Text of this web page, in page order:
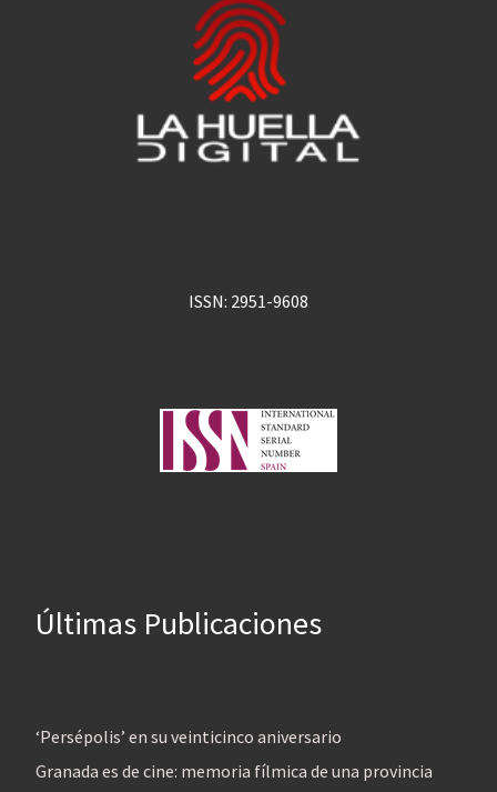
ISSN: 2951-9608
Últimas Publicaciones
‘Persépolis’ en su veinticinco aniversario
Granada es de cine: memoria fílmica de una provincia